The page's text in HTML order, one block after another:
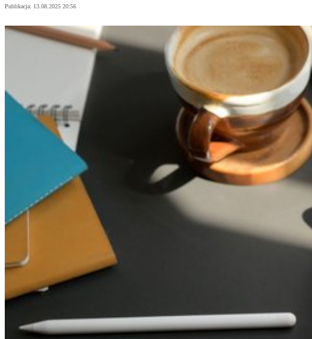
Publikacja: 13.08.2025 20:56